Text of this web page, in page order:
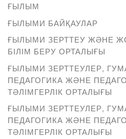
ҒЫЛЫМ
ҒЫЛЫМИ БАЙҚАУЛАР
ҒЫЛЫМИ ЗЕРТТЕУ ЖӘНЕ
БІЛІМ БЕРУ ОРТАЛЫҒЫ
ҒЫЛЫМИ ЗЕРТТЕУЛЕР,
ПЕДАГОГИКА ЖӘНЕ
ТӘЛІМГЕРЛІК ОРТАЛЫҒЫ
ҒЫЛЫМИ ЗЕРТТЕУЛЕР,
ПЕДАГОГИКА ЖӘНЕ
ТӘЛІМГЕРЛІК ОРТАЛЫҒЫ